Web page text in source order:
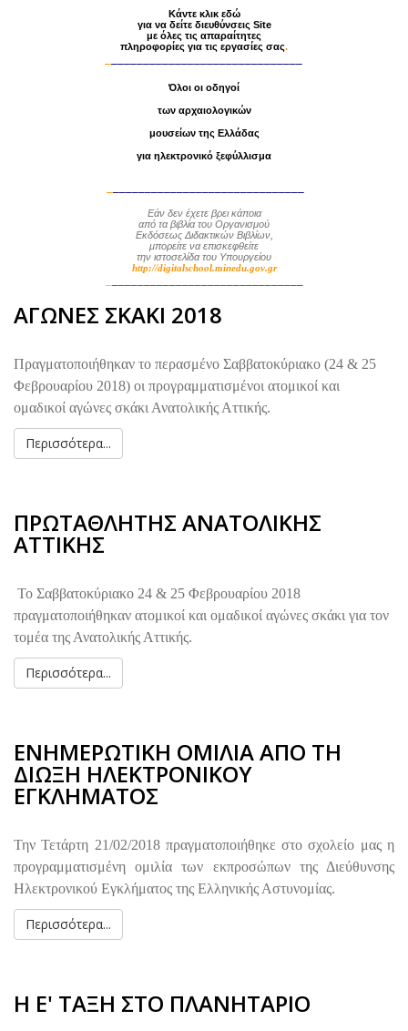
Κάντε κλικ εδώ
για να δείτε διευθύνσεις Site
με όλες τις απαραίτητες
πληροφορίες για τις εργασίες σας.
Όλοι οι οδηγοί
των αρχαιολογικών
μουσείων της Ελλάδας
για ηλεκτρονικό ξεφύλλισμα
Εάν δεν έχετε βρει κάποια
από τα βιβλίατου Οργανισμού
Εκδόσεως Διδακτικών Βιβλίων,
μπορείτε να επισκεφθείτε
την ιστοσελίδα του Υπουργείου
http://digitalschool.minedu.gov.gr
ΑΓΩΝΕΣ ΣΚΑΚΙ 2018
Πραγματοποιήθηκαν το περασμένο Σαββατοκύριακο (24 & 25
Φεβρουαρίου 2018) οι προγραμματισμένοι ατομικοί και
ομαδικοί αγώνες σκάκι Ανατολικής Αττικής.
Περισσότερα...
ΠΡΩΤΑΘΛΗΤΗΣ ΑΝΑΤΟΛΙΚΗΣ
ΑΤΤΙΚΗΣ
Το Σαββατοκύριακο 24 & 25 Φεβρουαρίου 2018
πραγματοποιήθηκαν ατομικοί και ομαδικοί αγώνες σκάκι για τον
τομέα της Ανατολικής Αττικής.
Περισσότερα...
ΕΝΗΜΕΡΩΤΙΚΗ ΟΜΙΛΙΑ ΑΠΟ ΤΗ
ΔΙΩΞΗ ΗΛΕΚΤΡΟΝΙΚΟΥ
ΕΓΚΛΗΜΑΤΟΣ
Την Τετάρτη 21/02/2018 πραγματοποιήθηκε στο σχολείο μας η
προγραμματισμένη ομιλία των εκπροσώπων της Διεύθυνσης
Ηλεκτρονικού Εγκλήματος της Ελληνικής Αστυνομίας.
Περισσότερα...
Η Ε' ΤΑΞΗ ΣΤΟ ΠΛΑΝΗΤΑΡΙΟ